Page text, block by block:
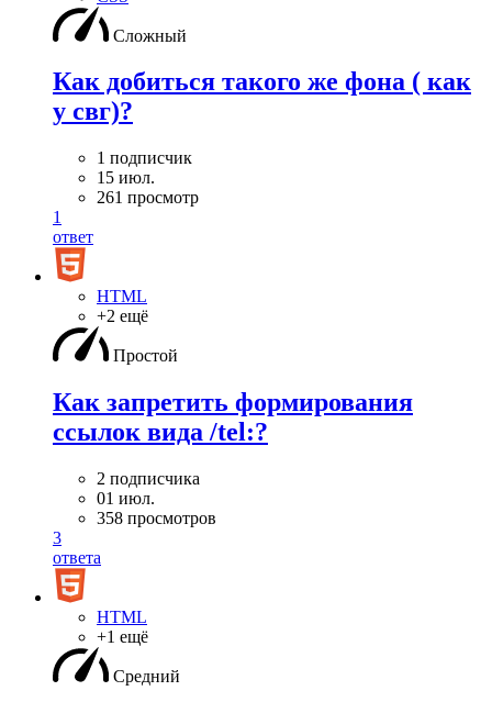
Сложный
Как добиться такого же фона ( как
у свг)?
1 подписчик
15 июл.
261 просмотр
1
ответ
HTML
+2 ещё
Простой
Как запретить формирования
ссылок вида /tel:?
2 подписчика
01 июл.
358 просмотров
3
ответа
HTML
+1 ещё
Средний